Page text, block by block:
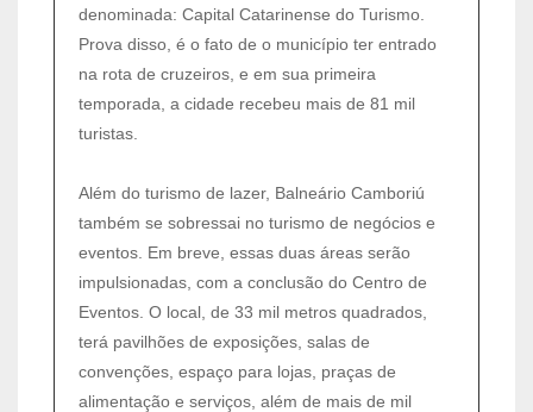
denominada: Capital Catarinense do Turismo.
Prova disso, é o fato de o município ter entrado
na rota de cruzeiros, e em sua primeira
temporada, a cidade recebeu mais de 81 mil
turistas.
Além do turismo de lazer, Balneário Camboriú
também se sobressai no turismo de negócios e
eventos. Em breve, essas duas áreas serão
impulsionadas, com a conclusão do Centro de
Eventos. O local, de 33 mil metros quadrados,
terá pavilhões de exposições, salas de
convenções, espaço para lojas, praças de
alimentação e serviços, além de mais de mil